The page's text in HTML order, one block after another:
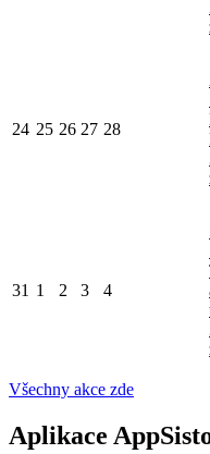
24 25 26 27 28
31 1 2 3 4
Všechny akce zde
Aplikace